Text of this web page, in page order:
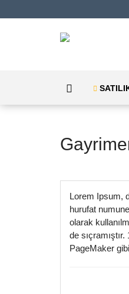
Lorem Ipsum,
hurufat
olarak
de
PageMaker